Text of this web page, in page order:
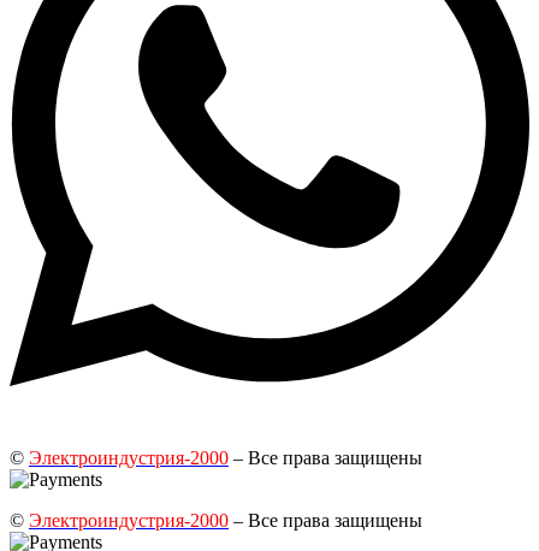
© Электроиндустрия-2000 – Все права защищены
© Электроиндустрия-2000 – Все права защищены